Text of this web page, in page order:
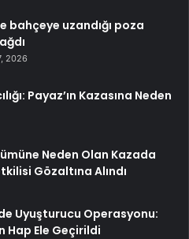
bahçeye uzandığı poza
2026
Payaz’ın Kazasına Neden
Neden Olan Kazada
Gözaltına Alındı
Uyuşturucu Operasyonu:
Hap Ele Geçirildi